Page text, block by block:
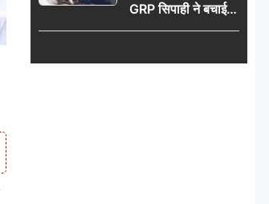
GRP सिपाही ने बचाई
महिला की जान, चलती
हादसा टला; घटना